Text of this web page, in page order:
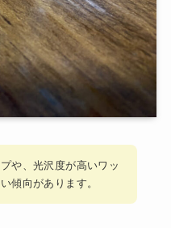
や、光沢度が高いワッ
傾向があります。